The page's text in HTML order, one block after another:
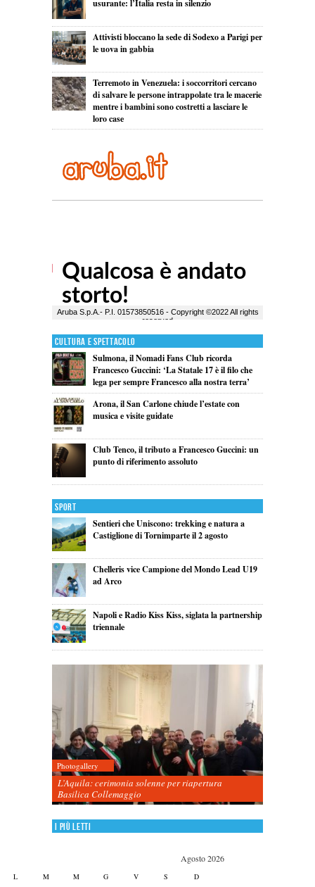
usurante: l’Italia resta in silenzio
Attivisti bloccano la sede di Sodexo a Parigi per
le uova in gabbia
Terremoto in Venezuela: i soccorritori cercano
di salvare le persone intrappolate tra le macerie
mentre i bambini sono costretti a lasciare le
loro case
Cultura e Spettacolo
Sulmona, il Nomadi Fans Club ricorda
Francesco Guccini: ‘La Statale 17 è il filo che
lega per sempre Francesco alla nostra terra’
Arona, il San Carlone chiude l’estate con
musica e visite guidate
Club Tenco, il tributo a Francesco Guccini: un
punto di riferimento assoluto
Sport
Sentieri che Uniscono: trekking e natura a
Castiglione di Tornimparte il 2 agosto
Chelleris vice Campione del Mondo Lead U19
ad Arco
Napoli e Radio Kiss Kiss, siglata la partnership
triennale
Photogallery
L’Aquila: cerimonia solenne per riapertura
Basilica Collemaggio
I più letti
Agosto 2026
L M M G V S D